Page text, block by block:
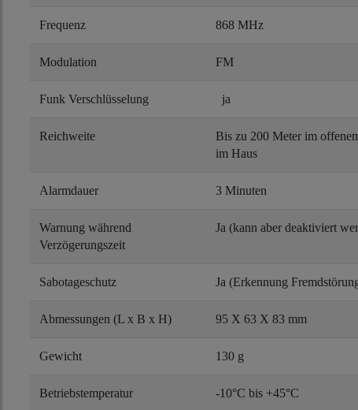
Frequenz 868 MHz
Modulation FM
Funk Verschlüsselung ja
Reichweite
Bis zu 200 Meter im
im Haus
Alarmdauer 3 Minuten
Warnung während
Verzögerungszeit
Ja (kann aber deaktiviert
Sabotageschutz Ja (Erkennung
Abmessungen (L x B x H) 95 X 63 X 83 mm
Gewicht 130 g
Betriebstemperatur -10°C bis +45°C